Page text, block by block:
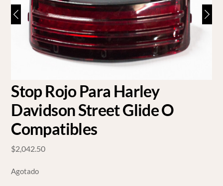
Stop Rojo Para Harley
Davidson Street Glide O
Compatibles
$2,042.50
Agotado